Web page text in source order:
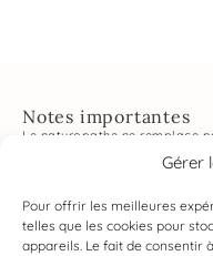
Gérer
Pour offrir les meilleures
telles que les cookies pour
appareils. Le fait de consentir
Notes importantes
Le naturopathe ne remplace
diagnostic ni d’interprétation
proposés ne dispensent pas
un naturopathe.
MEMBRE DU SYNDICAT
NATUROPATHIE SPN